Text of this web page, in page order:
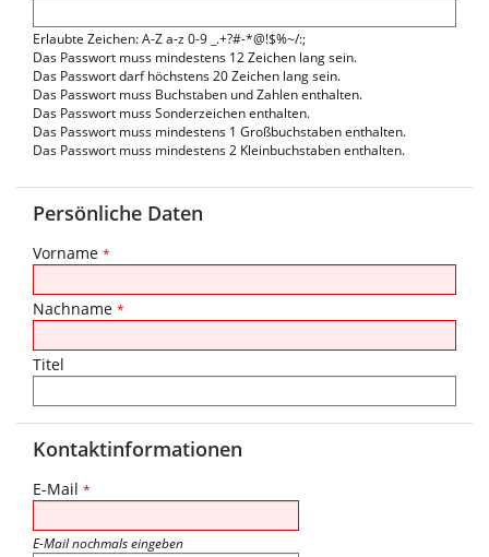
Erlaubte Zeichen: A-Z a-z 0-9 _.+?#-*@!$%~/:;
Das Passwort muss mindestens 12 Zeichen lang sein.
Das Passwort darf höchstens 20 Zeichen lang sein.
Das Passwort muss Buchstaben und Zahlen enthalten.
Das Passwort muss Sonderzeichen enthalten.
Das Passwort muss mindestens 1 Großbuchstaben enthalten.
Das Passwort muss mindestens 2 Kleinbuchstaben enthalten.
Persönliche Daten
Vorname *
Nachname *
Titel
Kontaktinformationen
E-Mail *
E-Mail nochmals eingeben